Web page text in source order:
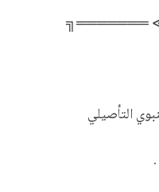
° ≫
التأصيلي